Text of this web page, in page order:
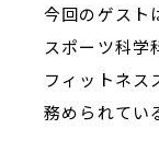
今回のゲスト
スポーツ科学
フィットネス
務められてい